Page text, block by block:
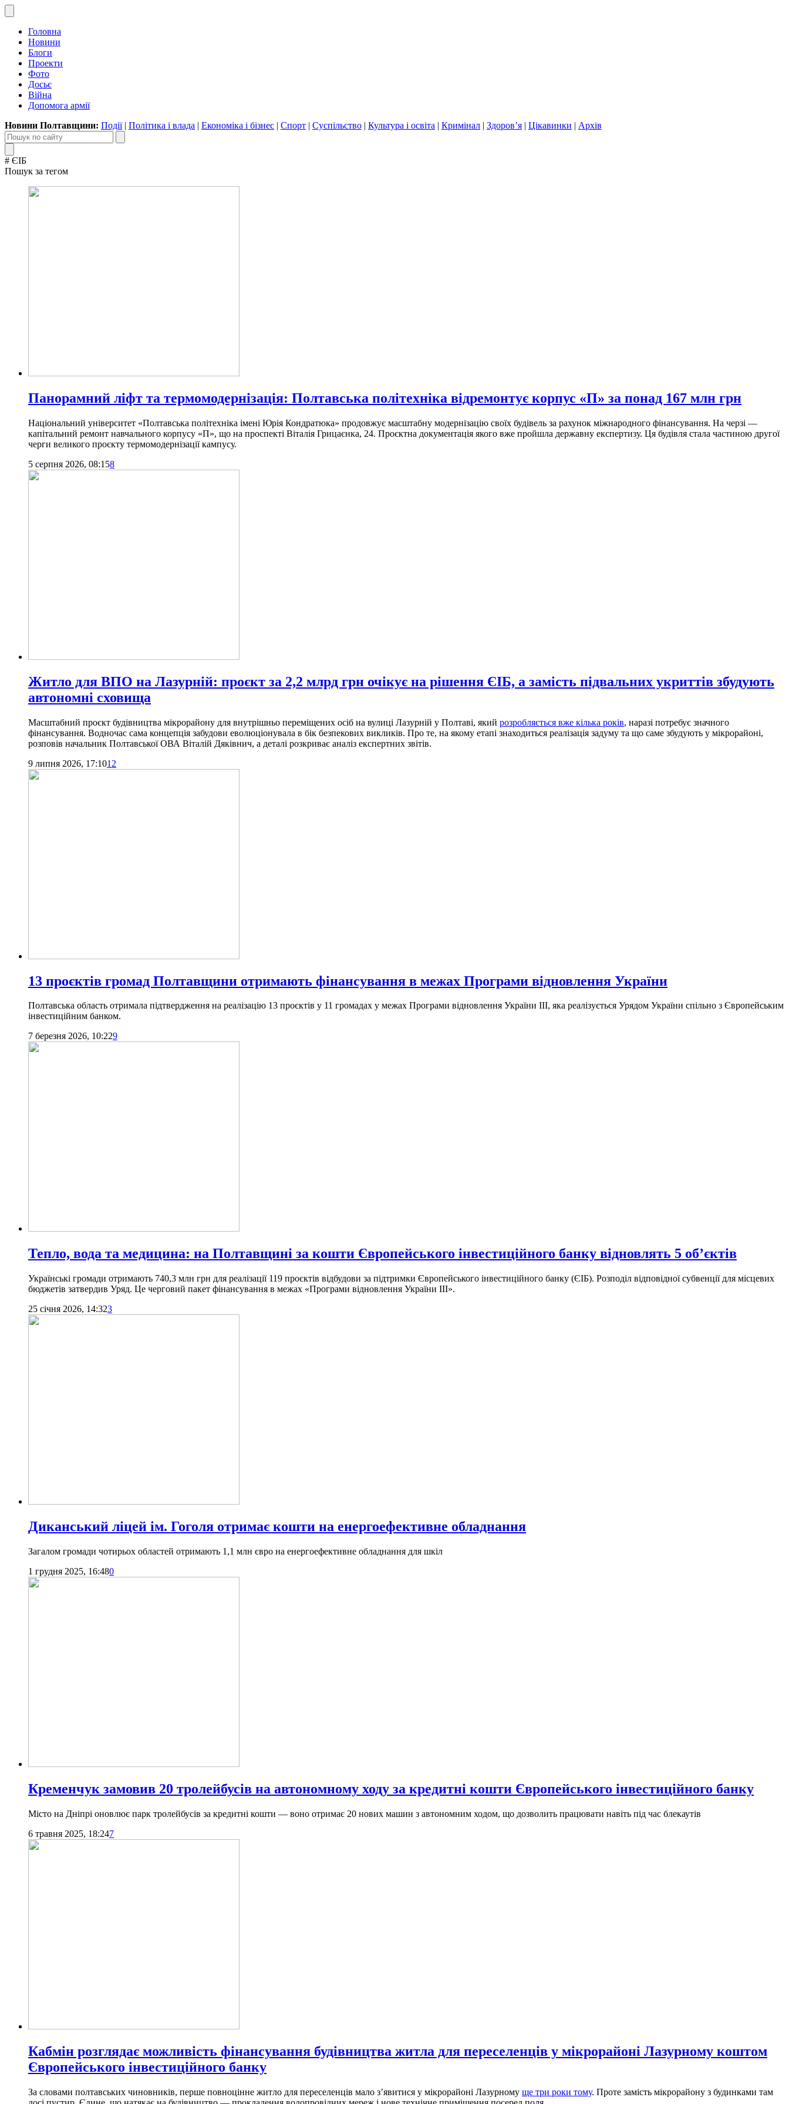
Головна
Новини
Блоги
Проекти
Фото
Досьє
Війна
Допомога армії
Новини Полтавщини: Події| Політика і влада | Економіка і бізнес | Спорт | Суспільство | Культура і освіта | Кримінал | Здоров’я | Цікавинки | Архів
# ЄІБ
Пошук за тегом
Панорамний ліфт та термомодернізація: Полтавська політехніка відремонтує корпус «П» за понад 167 млн грн
Національний університет «Полтавська політехніка імені Юрія Кондратюка» продовжує масштабну модернізацію своїх будівель за рахунок міжнародного фінансування. На черзі —
капітальний ремонт навчального корпусу «П», що на проспекті Віталія Грицаєнка, 24. Проєктна документація якого вже пройшла державну експертизу. Ця будівля стала частиною другої
черги великого проєкту термомодернізації кампусу.
5 серпня 2026, 08:158
Житло для ВПО на Лазурній: проєкт за 2,2 млрд грн очікує на рішення ЄІБ, а замість підвальних укриттів збудують
автономні сховища
Масштабний проєкт будівництва мікрорайону для внутрішньо переміщених осіб на вулиці Лазурній у Полтаві, який розробляється вже кілька років, наразі потребує значного
фінансування. Водночас сама концепція забудови еволюціонувала в бік безпекових викликів. Про те, на якому етапі знаходиться реалізація задуму та що саме збудують у мікрорайоні,
розповів начальник Полтавської ОВА Віталій Дяківнич, а деталі розкриває аналіз експертних звітів.
9 липня 2026, 17:1012
13 проєктів громад Полтавщини отримають фінансування в межах Програми відновлення України
Полтавська область отримала підтвердження на реалізацію 13 проєктів у 11 громадах у межах Програми відновлення України ІІІ, яка реалізується Урядом України спільно з Європейським
інвестиційним банком.
7 березня 2026, 10:229
Тепло, вода та медицина: на Полтавщині за кошти Європейського інвестиційного банку відновлять 5 об’єктів
Українські громади отримають 740,3 млн грн для реалізації 119 проєктів відбудови за підтримки Європейського інвестиційного банку (ЄІБ). Розподіл відповідної субвенції для місцевих
бюджетів затвердив Уряд. Це черговий пакет фінансування в межах «Програми відновлення України ІІІ».
25 січня 2026, 14:323
Диканський ліцей ім. Гоголя отримає кошти на енергоефективне обладнання
Загалом громади чотирьох областей отримають 1,1 млн євро на енергоефективне обладнання для шкіл
1 грудня 2025, 16:480
Кременчук замовив 20 тролейбусів на автономному ходу за кредитні кошти Європейського інвестиційного банку
Місто на Дніпрі оновлює парк тролейбусів за кредитні кошти — воно отримає 20 нових машин з автономним ходом, що дозволить працювати навіть під час блекаутів
6 травня 2025, 18:247
Кабмін розглядає можливість фінансування будівництва житла для переселенців у мікрорайоні Лазурному коштом
Європейського інвестиційного банку
За словами полтавських чиновників, перше повноцінне житло для переселенців мало з’явитися у мікрорайоні Лазурному ще три роки тому. Проте замість мікрорайону з будинками там